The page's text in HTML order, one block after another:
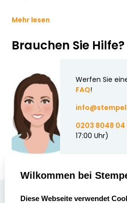
Mehr lesen
Brauchen Sie Hilfe?
Werfen Sie
FAQ!
0203 8048 04
17:00 Uhr)
Wilkommen bei
Diese Webseite verwendet